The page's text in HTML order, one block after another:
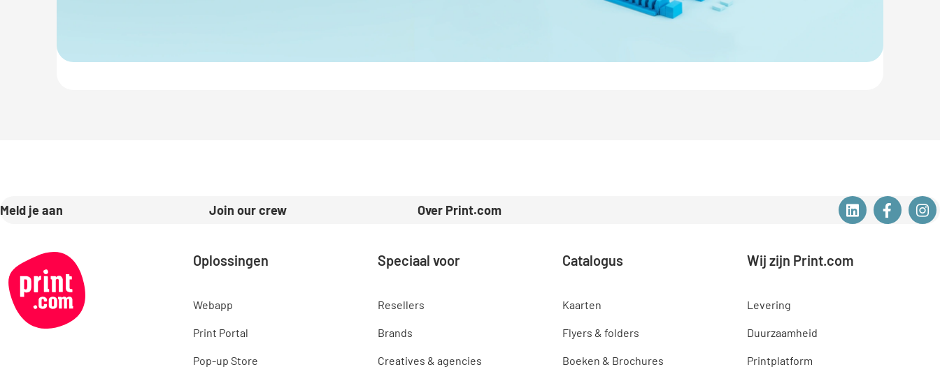
Meld je aan Join our crew Over Print.com
Oplossingen
Webapp
Print Portal
Pop-up Store
Speciaal voor
Resellers
Brands
Creatives & agencies
Catalogus
Kaarten
Flyers & folders
Boeken & Brochures
Wij zijn Print.com
Levering
Duurzaamheid
Printplatform